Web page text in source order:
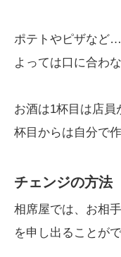
ポテトやピザなど
よっては口に合わ
お酒は1杯目は店員
杯目からは自分で
チェンジの方法
相席屋では、お相
を申し出ることがで